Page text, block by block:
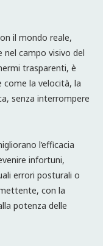
il mondo reale,
campo visivo del
trasparenti, è
come la velocità, la
senza interrompere
l’efficacia
infortuni,
errori posturali o
con la
potenza delle